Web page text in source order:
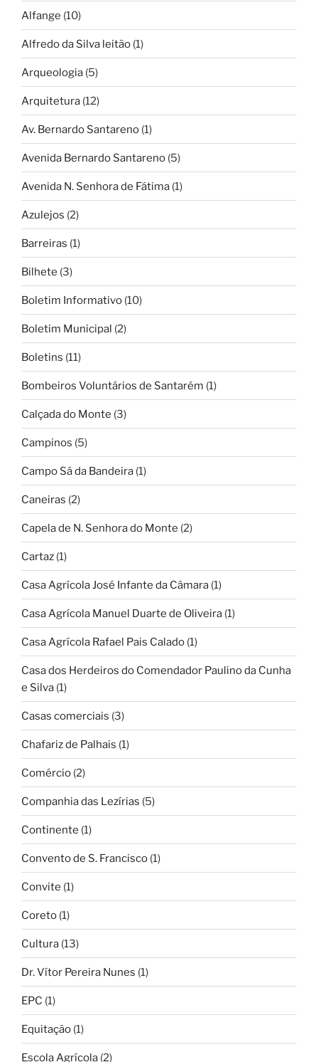
Alfange (10)
Alfredo da Silva leitão (1)
Arqueologia (5)
Arquitetura (12)
Av. Bernardo Santareno (1)
Avenida Bernardo Santareno (5)
Avenida N. Senhora de Fátima (1)
Azulejos (2)
Barreiras (1)
Bilhete (3)
Boletim Informativo (10)
Boletim Municipal (2)
Boletins (11)
Bombeiros Voluntários de Santarém (1)
Calçada do Monte (3)
Campinos (5)
Campo Sá da Bandeira (1)
Caneiras (2)
Capela de N. Senhora do Monte (2)
Cartaz (1)
Casa Agrícola José Infante da Câmara (1)
Casa Agrícola Manuel Duarte de Oliveira (1)
Casa Agrícola Rafael Pais Calado (1)
Casa dos Herdeiros do Comendador Paulino da Cunha
e Silva (1)
Casas comerciais (3)
Chafariz de Palhais (1)
Comércio (2)
Companhia das Lezírias (5)
Continente (1)
Convento de S. Francisco (1)
Convite (1)
Coreto (1)
Cultura (13)
Dr. Vítor Pereira Nunes (1)
EPC (1)
Equitação (1)
Escola Agrícola (2)